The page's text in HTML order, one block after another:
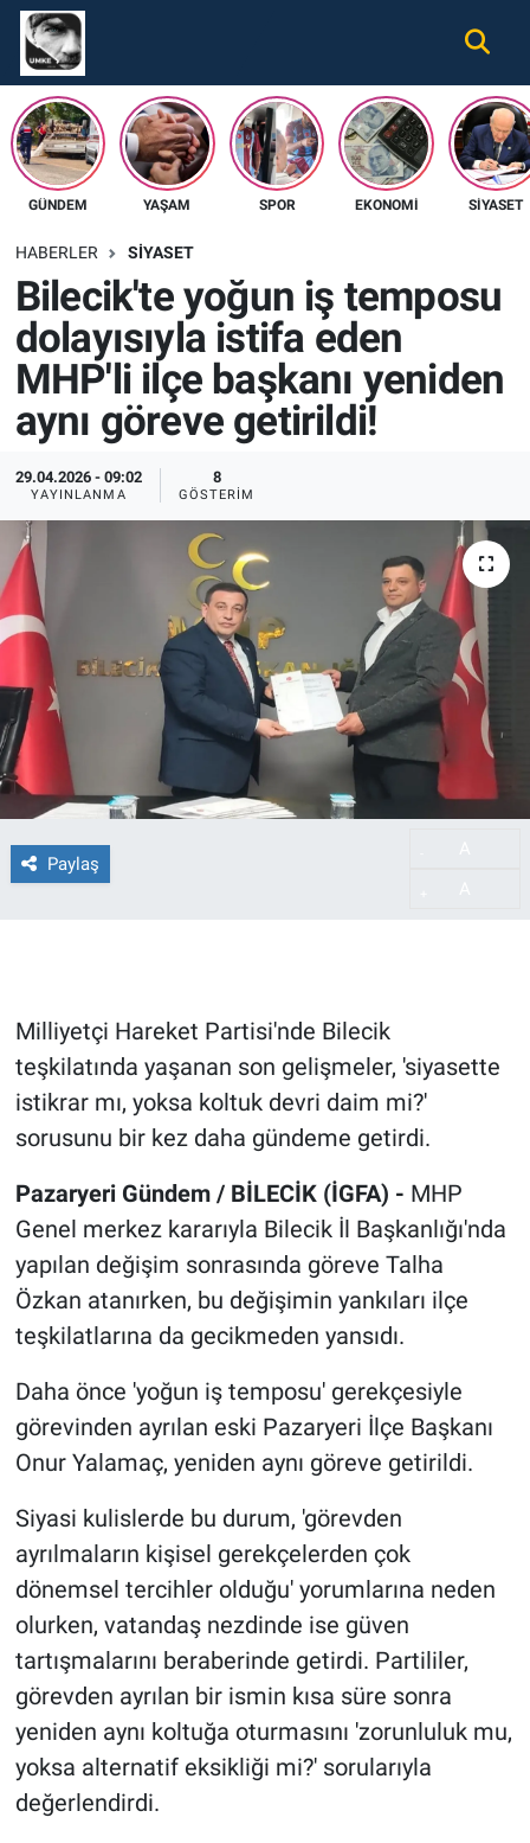
GÜNDEM YAŞAM SPOR EKONOMI SIYASET
HABERLER SIYASET
Bilecik'te yoğun iş temposu
dolayısıyla istifa eden
MHP'li ilçe başkanı yeniden
aynı göreve getirildi!
29.04.2026 - 09:02
YAYINLANMA
8
GÖSTERIM
Paylaş
Milliyetçi Hareket Partisi'nde Bilecik
teşkilatında yaşanan son gelişmeler, 'siyasette
istikrar mı, yoksa koltuk devri daim mi?'
sorusunu bir kez daha gündeme getirdi.
Pazaryeri Gündem / BİLECİK (İGFA) - MHP
Genel merkez kararıyla Bilecik İl Başkanlığı'nda
yapılan değişim sonrasında göreve Talha
Özkan atanırken, bu değişimin yankıları ilçe
teşkilatlarına da gecikmeden yansıdı.
Daha önce 'yoğun iş temposu' gerekçesiyle
görevinden ayrılan eski Pazaryeri İlçe Başkanı
Onur Yalamaç, yeniden aynı göreve getirildi.
Siyasi kulislerde bu durum, 'görevden
ayrılmaların kişisel gerekçelerden çok
dönemsel tercihler olduğu' yorumlarına neden
olurken, vatandaş nezdinde ise güven
tartışmalarını beraberinde getirdi. Partililer,
görevden ayrılan bir ismin kısa süre sonra
yeniden aynı koltuğa oturmasını 'zorunluluk mu,
yoksa alternatif eksikliği mi?' sorularıyla
değerlendirdi.
Gündem
Ekonomi
Spor
Tüm Haberler
İletişim
Nöbetçi Eczaneler
Hava Durumu
Namaz Vakitleri
Süper Lig Puan Durumu ve Fikstür
Tüm Manşetler